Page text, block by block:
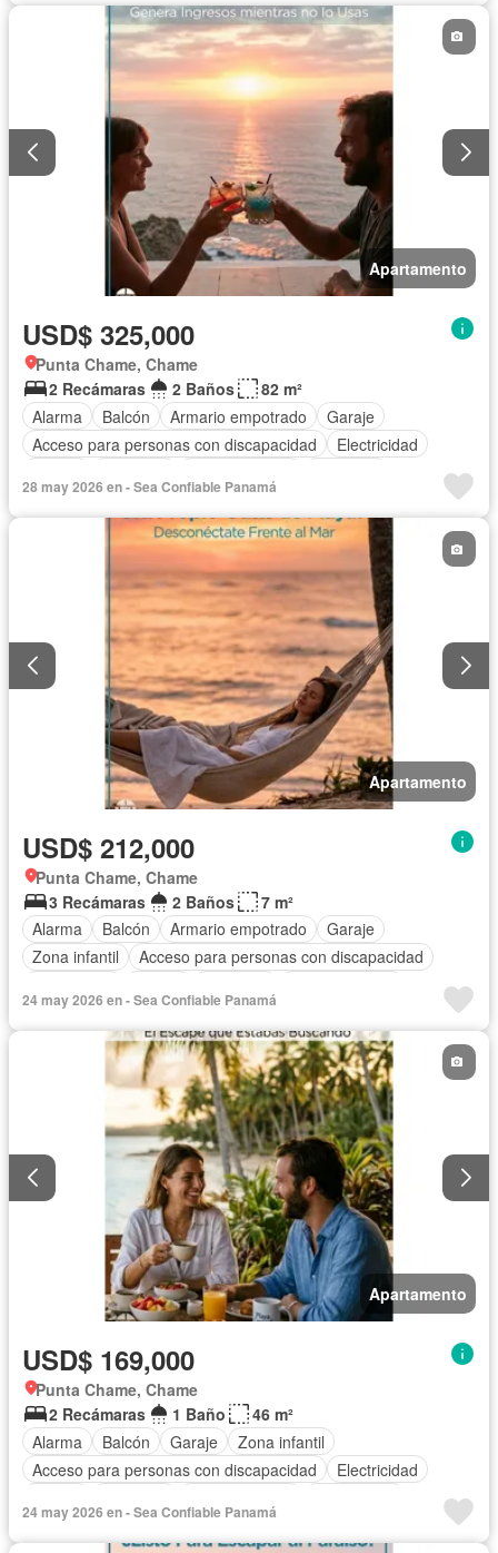
Apartamento
USD$ 325,000
Punta Chame, Chame
2 Recámaras
2 Baños
82 m²
Alarma
Balcón Armario empotrado
Garaje
Acceso para personas con discapacidad
Electricidad
Gas natural
Vista panorámica
28 may 2026 en - Sea Confiable Panamá
Apartamento
USD$ 212,000
Punta Chame, Chame
3 Recámaras
2 Baños
7 m²
Alarma
Balcón Armario empotrado
Garaje
Zona infantil
Acceso para personas con discapacidad
Gas natural
Vista panorámica
24 may 2026 en - Sea Confiable Panamá
Apartamento
USD$ 169,000
Punta Chame, Chame
2 Recámaras
1 Baño
46 m²
Alarma
Balcón Garaje
Zona infantil
Acceso para personas con discapacidad
Electricidad
Vista panorámica
Seguridad Piscina
24 may 2026 en - Sea Confiable Panamá